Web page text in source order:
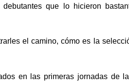
que lo hicieron
el camino, cómo es la
en las primeras jornadas de